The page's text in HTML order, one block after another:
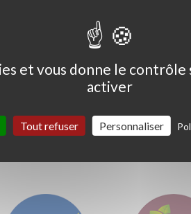
thyrs. 'Skylark'
et vous donne le contrôle
activer
Tout refuser Personnaliser